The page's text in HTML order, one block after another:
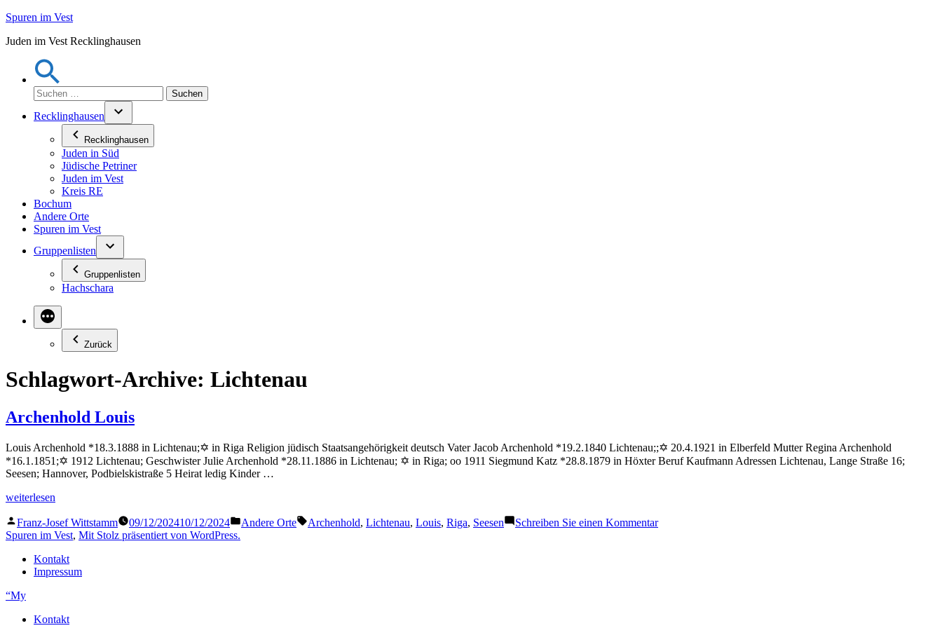
Zum
springen
Spuren im Vest
Juden im Vest Recklinghausen
Suchen
nach:
Recklinghausen
Recklinghausen
Juden in Süd
Jüdische Petriner
Juden im Vest
Kreis RE
Bochum
Andere Orte
Spuren im Vest
Gruppenlisten
Gruppenlisten
Hachschara
Zurück
Schlagwort-Archive: Lichtenau
Archenhold Louis
Louis Archenhold *18.3.1888 in Lichtenau;✡ in Riga Religion jüdisch Staatsangehörigkeit deutsch Vater Jacob Archenhold *19.2.1840 Lichtenau;;✡ 20.4.1921 in Elberfeld Mutter Regina Archenhold
*16.1.1851;✡ 1912 Lichtenau; Geschwister Julie Archenhold *28.11.1886 in Lichtenau; ✡ in Riga; oo 1911 Siegmund Katz *28.8.1879 in Höxter Beruf Kaufmann Adressen Lichtenau, Lange Straße 16;
Seesen; Hannover, Podbielskistraße 5 Heirat ledig Kinder …
„Archenhold
weiterlesen
Veröffentlicht
von
Franz-Josef Wittstamm 09/12/202410/12/2024
Veröffentlicht
Andere Orte Schlagwörter:
Archenhold, Lichtenau, Louis, Riga, Seesen Schreiben Sie einen Kommentarzu
Spuren im Vest, Mit Stolz präsentiert von WordPress.
Kontakt
Impressum
“My
Kontakt